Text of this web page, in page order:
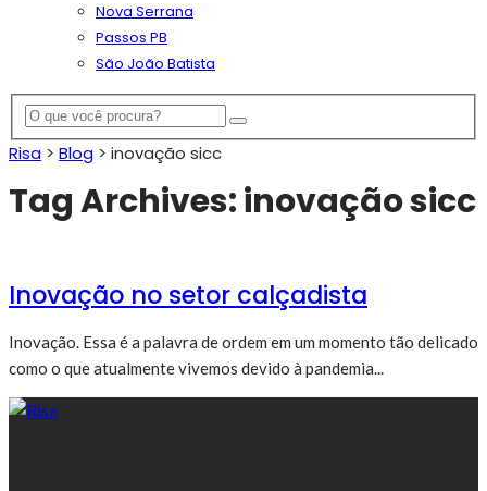
Nova Serrana
Passos PB
São João Batista
Risa > Blog > inovação sicc
Tag Archives: inovação sicc
Inovação no setor calçadista
Inovação. Essa é a palavra de ordem em um momento tão delicado
como o que atualmente vivemos devido à pandemia...